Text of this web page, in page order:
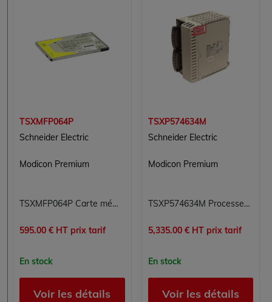
TSXMFP064P
Schneider Electric
Modicon Premium
TSXMFP064P Carte mémoire Flash EPROM 64 Ko Modicon Premium Schneider Electric
595.00 € HT prix tarif
En stock
Voir les détails
TSXP574634M
Schneider Electric
Modicon Premium
TSXP574634M Processeur Modicon Premium Schneider Electric
5,335.00 € HT prix tarif
En stock
Voir les détails